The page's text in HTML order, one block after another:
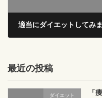
適当にダイエットしてみま
最近の投稿
ダイエット
「